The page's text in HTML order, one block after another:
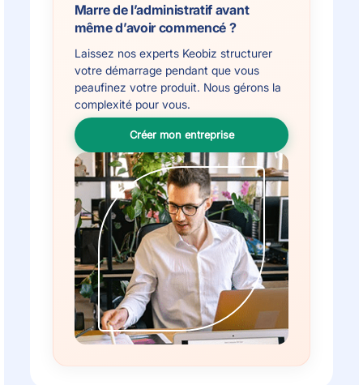
Marre de l’administratif avant
même d’avoir commencé ?
Laissez nos experts Keobiz structurer
votre démarrage pendant que vous
peaufinez votre produit. Nous gérons la
complexité pour vous.
Créer mon entreprise